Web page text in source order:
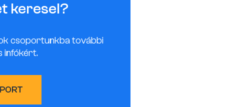
keresel?
csoportunkba további
infókért.